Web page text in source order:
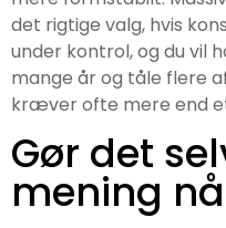
det rigtige valg, hvis
under kontrol, og du vil
mange år og tåle flere
kræver ofte mere end
Gør det
mening